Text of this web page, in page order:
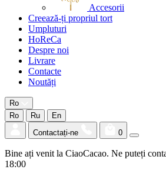
Accesorii
Creează-ți propriul tort
Umpluturi
HoReCa
Despre noi
Livrare
Contacte
Noutăți
Ro
Ro
Ru
En
Contactați-ne
0
Bine ați venit la CiaoCacao. Ne puteți
18:00